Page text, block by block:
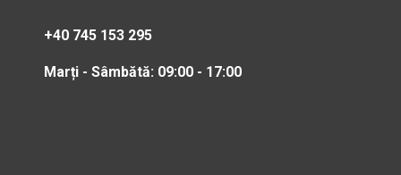
+40 745 153 295
Marți - Sâmbătă: 09:00 - 17:00